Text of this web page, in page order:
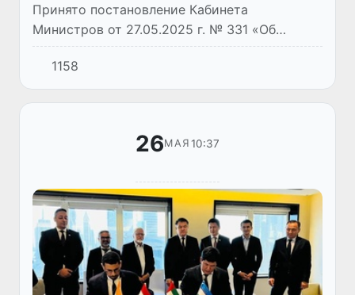
Принято постановление Кабинета
Министров от 27.05.2025 г. № 331 «Об
улучшении системы возделывания
кунжутных и машевых культур в Республике
Каракалпакстан».
1158
26МАЯ 10:37